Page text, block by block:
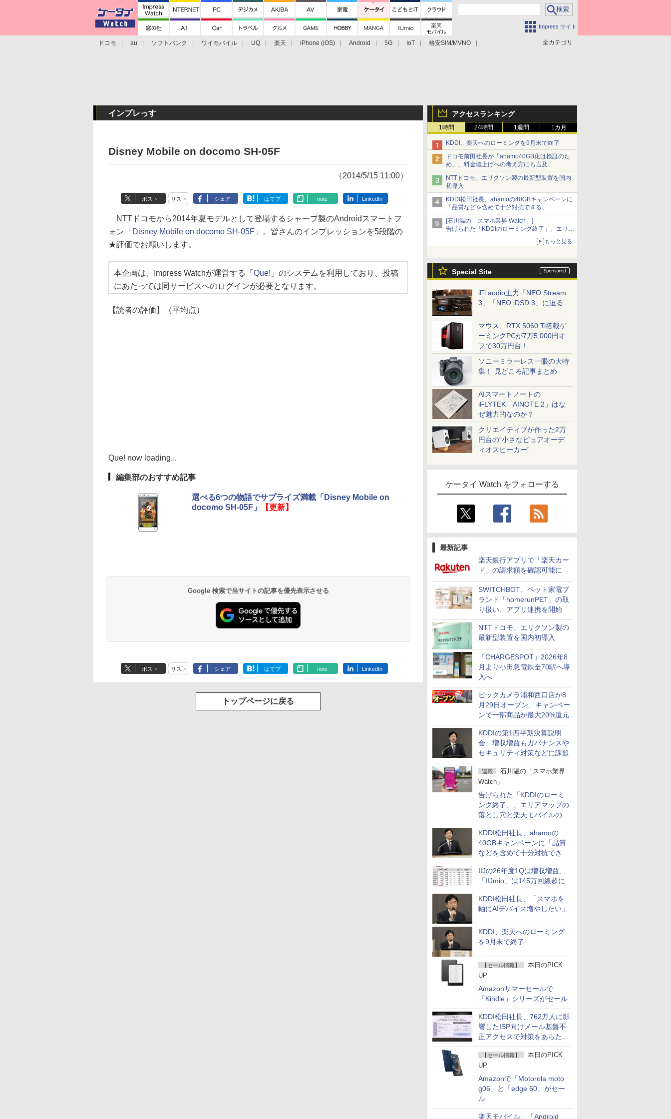
Impress サイト
全カテゴリ
ドコモ au ソフトバンク ワイモバイル UQ 楽天 iPhone (iOS) Android 5G IoT
格安SIM/MVNO
アクセスランキング
1時間 24時間 1週間 1カ月
KDDI、楽天へのローミングを9月末で終了
ドコモ前田社長が「ahamo40GB化は検証のた
め」、料金値上げへの考え方にも言及
NTTドコモ、エリクソン製の最新型装置を国内
初導入
KDDI松田社長、ahamoの40GBキャンペーンに
「品質などを含めて十分対抗できる」
[石川温の「スマホ業界 Watch」]
告げられた「KDDIのローミング終了」、エリア
マップの落とし穴と楽天モバイルの課題
もっと見る
Special Site
iFi audio主力「NEO Stream
3」「NEO iDSD 3」に迫る
マウス、RTX 5060 Ti搭載ゲ
ーミングPCが7万5,000円オ
フで30万円台！
ソニーミラーレス一眼の大特
集！ 見どころ記事まとめ
AIスマートノートの
iFLYTEK「AINOTE 2」はな
ぜ魅力的なのか？
クリエイティブが作った2万
円台の“小さなピュアオーデ
ィオスピーカー”
ケータイ Watch をフォローする
最新記事
楽天銀行アプリで「楽天カー
ド」の請求額を確認可能に
SWITCHBOT、ペット家電ブ
ランド「homerunPET」の取
り扱い、アプリ連携を開始
NTTドコモ、エリクソン製の
最新型装置を国内初導入
「CHARGESPOT」2026年8
月より小田急電鉄全70駅へ導
入へ
ビックカメラ浦和西口店が8
月29日オープン、キャンペー
ンで一部商品が最大20%還元
KDDIの第1四半期決算説明
会、増収増益もガバナンスや
セキュリティ対策などに課題
連載
石川温の「スマホ業界
Watch」
告げられた「KDDIのローミ
ング終了」、エリアマップの
落とし穴と楽天モバイルの課
題
KDDI松田社長、ahamoの
40GBキャンペーンに「品質
などを含めて十分対抗でき
る」
IIJの26年度1Qは増収増益、
「IIJmio」は145万回線超に
KDDI松田社長、「スマホを
軸にAIデバイス増やしたい」
KDDI、楽天へのローミング
を9月末で終了
【セール情報】
本日のPICK
UP
Amazonサマーセールで
「Kindle」シリーズがセール
KDDI松田社長、762万人に影
響したISP向けメール基盤不
正アクセスで対策をあらため
て説明
【セール情報】
本日のPICK
UP
Amazonで「Motorola moto
g06」と「edge 60」がセー
ル
楽天モバイル、「Android
インプレっす
Disney Mobile on docomo SH-05F
（2014/5/15 11:00）
ポスト リスト シェア はてブ note LinkedIn
NTTドコモから2014年夏モデルとして登場するシャープ製のAndroidスマートフ
ォン 「Disney Mobile on docomo SH-05F」
。皆さんのインプレッションを5段階の
★評価でお願いします。
本企画は、Impress Watchが運営する「 Que! 」のシステムを利用しており、投稿
にあたっては同サービスへのログインが必要となります。
【読者の評価】（平均点）
Que! now loading...
編集部のおすすめ記事
選べる6つの物語でサプライズ満載「Disney Mobile on
docomo SH-05F」
【更新】
Google 検索で当サイトの記事を優先表示させる
ポスト リスト シェア はてブ note LinkedIn
トップページに戻る